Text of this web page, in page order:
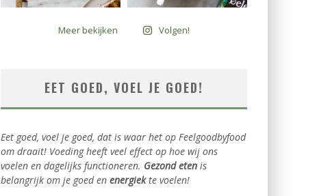
Meer bekijken Volgen!
EET GOED, VOEL JE GOED!
Eet goed, voel je goed, dat is waar het op Feelgoodbyfood
om draait! Voeding heeft veel effect op hoe wij ons
voelen en dagelijks functioneren. Gezond eten is
belangrijk om je goed en energiekte voelen!